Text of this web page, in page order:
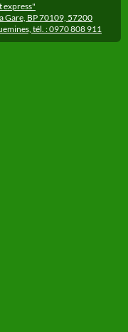
express"
Gare, BP 70109, 57200
tél. : 0970 808 911